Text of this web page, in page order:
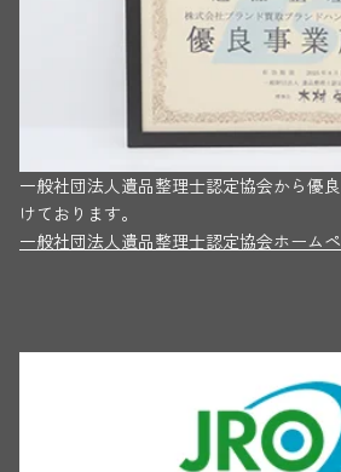
一般社団法人遺品整理士認定協会から優
けております。
一般社団法人遺品整理士認定協会ホーム